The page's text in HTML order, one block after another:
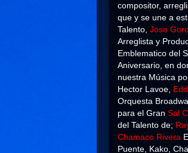
compositor,
que y se une a
Talento, Jose
Arreglista y
Emblematico del
Aniversario, en
nuestra Música
Hector Lavoe,
Orquesta
para el Gran Sal
del Talento de;
Chamaco Rivera
Puente, Kako,